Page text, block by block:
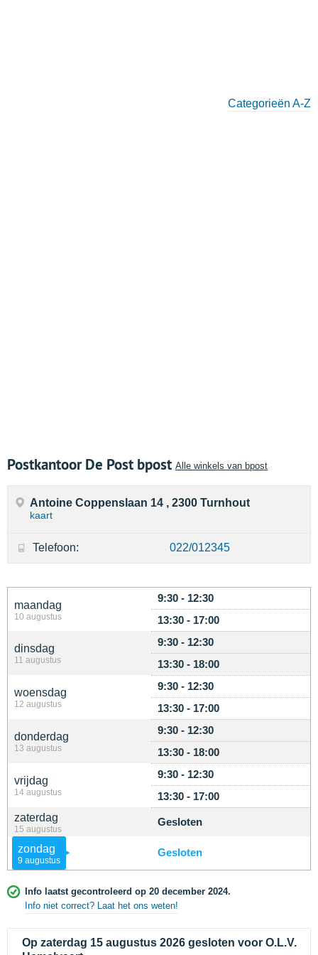
Categorieën A-Z
Postkantoor De Post bpost Alle winkels van bpost
maandag
10 augustus
9:30 - 12:30
13:30 - 17:00
dinsdag
11 augustus
9:30 - 12:30
13:30 - 18:00
woensdag
12 augustus
9:30 - 12:30
13:30 - 17:00
donderdag
13 augustus
9:30 - 12:30
13:30 - 18:00
vrijdag
14 augustus
9:30 - 12:30
13:30 - 17:00
zaterdag
15 augustus
Gesloten
zondag
9 augustus
Gesloten
Info laatst gecontroleerd op 20 december 2024.
Info niet correct? Laat het ons weten!
Op zaterdag 15 augustus 2026 gesloten voor O.L.V.
Antoine Coppenslaan 14 , 2300 Turnhout
kaart
Telefoon: 022/012345